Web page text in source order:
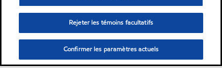
Rejeter les témoins facultatifs
Confirmer les paramètres actuels